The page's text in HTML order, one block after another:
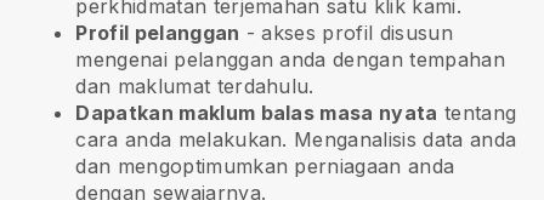
perkhidmatan terjemahan satu klik kami.
Profil pelanggan - akses profil disusun
mengenai pelanggan anda dengan tempahan
dan maklumat terdahulu.
Dapatkan maklum balas masa nyata tentang
cara anda melakukan. Menganalisis data anda
dan mengoptimumkan perniagaan anda
dengan sewajarnya.